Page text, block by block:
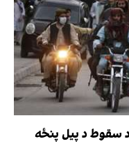
د سقوط د پیل پنځه